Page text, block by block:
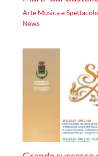
Arte Musica e Spettacolo
News